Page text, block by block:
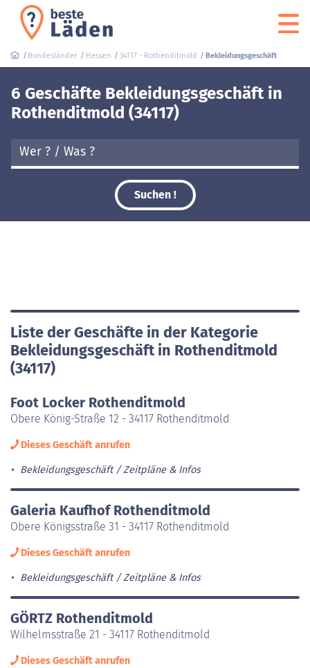
Bundesländer Hessen 34117 - Rothenditmold Bekleidungsgeschäft
6 Geschäfte Bekleidungsgeschäft in
Rothenditmold (34117)
Suchen !
Liste der Geschäfte in der Kategorie
Bekleidungsgeschäft in Rothenditmold
(34117)
Foot Locker Rothenditmold
Obere König-Straße 12 - 34117 Rothenditmold
Dieses Geschäft anrufen
Bekleidungsgeschäft Zeitpläne & Infos
Galeria Kaufhof Rothenditmold
Obere Königsstraße 31 - 34117 Rothenditmold
Dieses Geschäft anrufen
Bekleidungsgeschäft Zeitpläne & Infos
GÖRTZ Rothenditmold
Wilhelmsstraße 21 - 34117 Rothenditmold
Dieses Geschäft anrufen